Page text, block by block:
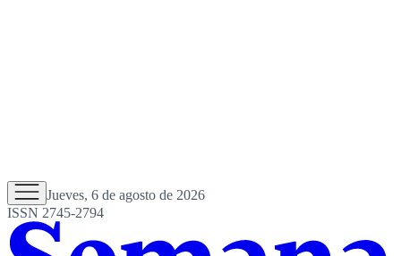
Jueves, 6 de agosto de 2026
ISSN 2745-2794